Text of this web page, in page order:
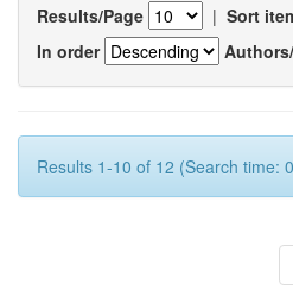
Results/Page | Sort
In order
Results 1-10 of 12 (Search time: